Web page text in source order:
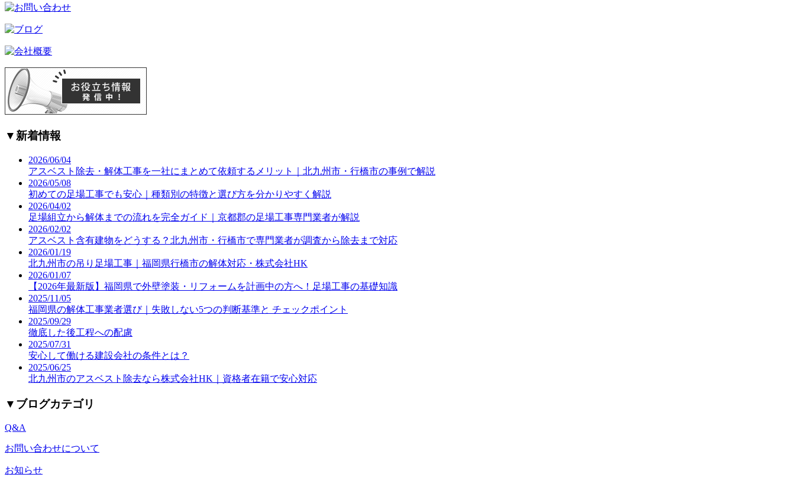
▼ 新着情報
2026/06/04
アスベスト除去・解体工事を一社にまとめて依頼するメリット｜北九州市・行橋市の事例で解説
2026/05/08
初めての足場工事でも安心｜種類別の特徴と選び方を分かりやすく解説
2026/04/02
足場組立から解体までの流れを完全ガイド｜京都郡の足場工事専門業者が解説
2026/02/02
アスベスト含有建物をどうする？北九州市・行橋市で専門業者が調査から除去まで対応
2026/01/19
北九州市の吊り足場工事｜福岡県行橋市の解体対応・株式会社HK
2026/01/07
【2026年最新版】福岡県で外壁塗装・リフォームを計画中の方へ！足場工事の基礎知識
2025/11/05
福岡県の解体工事業者選び｜失敗しない5つの判断基準と チェックポイント
2025/09/29
徹底した後工程への配慮
2025/07/31
安心して働ける建設会社の条件とは？
2025/06/25
北九州市のアスベスト除去なら株式会社HK｜資格者在籍で安心対応
▼ ブログカテゴリ
Q&A
お問い合わせについて
お知らせ